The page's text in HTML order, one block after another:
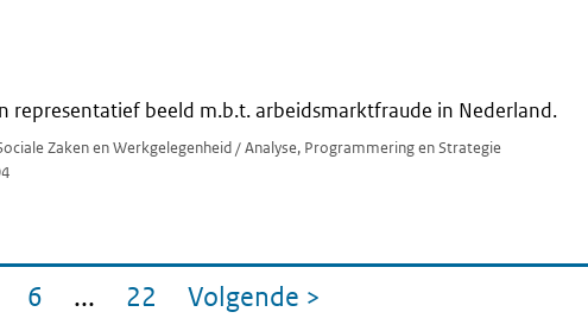
representatief beeld m.b.t. arbeidsmarktfraude in Nederland.
Zaken en Werkgelegenheid / Analyse, Programmering en Strategie
Pagina
6 ... Pagina
22 Volgende pagina
>